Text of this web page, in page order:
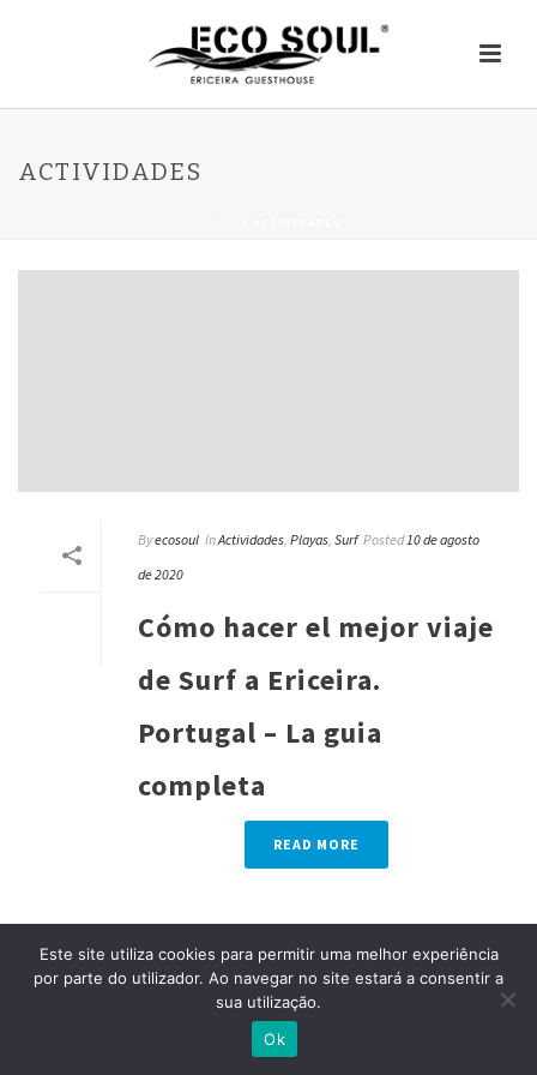
ACTIVIDADES
Byecosoul InActividades Playas Surf Posted 10 de agosto
de 2020
Cómo hacer el mejor viaje
de Surf a Ericeira.
Portugal – La guia
completa
READ MORE
Este site utiliza cookies para permitir uma melhor experiência
por parte do utilizador. Ao navegar no site estará a consentir a
sua utilização.
Ok